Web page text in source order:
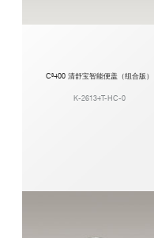
C³400 清舒宝智能便盖（组合版）
K-26134T-HC-0